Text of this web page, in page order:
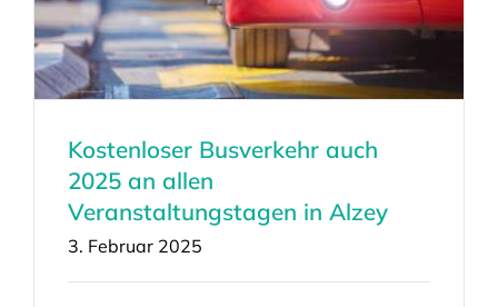
Kostenloser Busverkehr auch
2025 an allen
Veranstaltungstagen in Alzey
3. Februar 2025